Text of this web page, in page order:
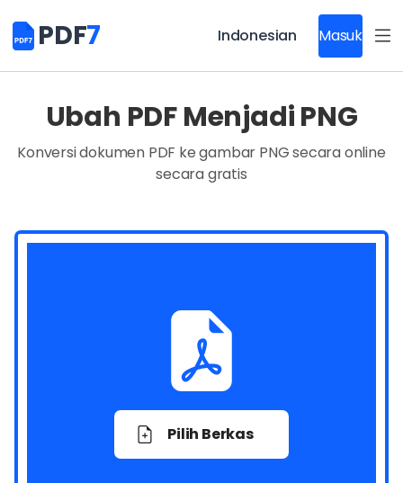
PDF7 Indonesian Masuk
Ubah PDF Menjadi PNG
Konversi dokumen PDF ke gambar PNG secara online
secara gratis
Pilih Berkas